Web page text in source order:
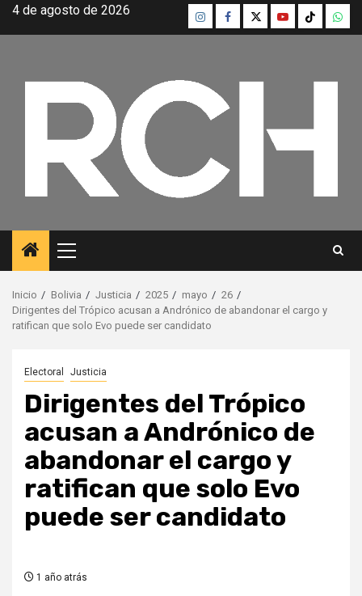
Saltar
4 de agosto de 2026 InstagramFacebook
TwitterYoutubeTikTok
Menú
principal
Inicio Bolivia Justicia 2025 mayo
26
Dirigentes del Trópico acusan a Andrónico de abandonar el cargo y
ratifican que solo Evo puede ser candidato
Electoral Justicia
Dirigentes del Trópico
acusan a Andrónico de
abandonar el cargo y
ratifican que solo Evo
puede ser candidato
1 año atrás